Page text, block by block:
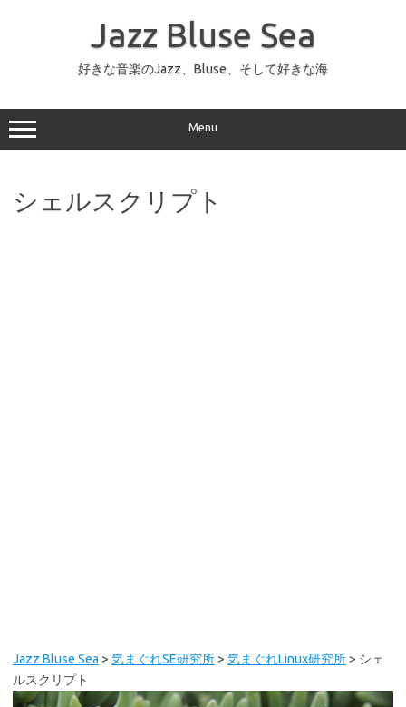
ッ
プ
Jazz Bluse Sea
好きな音楽のJazz、Bluse、そして好きな海
Menu
シェルスクリプト
Jazz Bluse Sea > 気まぐれSE研究所> 気まぐれLinux研究所> シェ
ルスクリプト